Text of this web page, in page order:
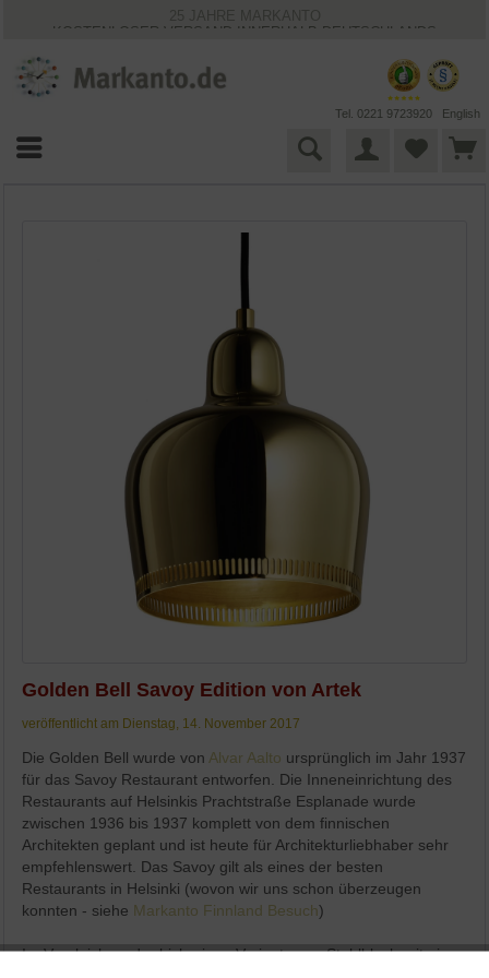
KOSTENLOSER VERSAND INNERHALB DEUTSCHLANDS
VIELFÄLTIGE ZAHLUNGSMÖGLICHKEITEN
BESTPRICE-GARANTIE
Tel. 0221 9723920 English
Golden Bell Savoy Edition von Artek
veröffentlicht am Dienstag, 14. November 2017
Die Golden Bell wurde vonAlvar Aalto ursprünglich im Jahr 1937
für das Savoy Restaurant entworfen. Die Inneneinrichtung des
Restaurants auf Helsinkis Prachtstraße Esplanade wurde
zwischen 1936 bis 1937 komplett von dem finnischen
Architekten geplant und ist heute für Architekturliebhaber sehr
empfehlenswert. Das Savoy gilt als eines der besten
Restaurants in Helsinki (wovon wir uns schon überzeugen
konnten - siehe Markanto Finnland Besuch)
Im Vergleich zu der bisherigen Variante aus Stahlblech mit einer